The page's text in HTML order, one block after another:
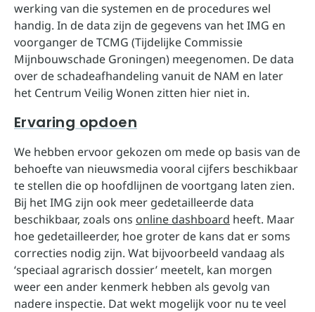
werking van die systemen en de procedures wel
handig. In de data zijn de gegevens van het IMG en
voorganger de TCMG (Tijdelijke Commissie
Mijnbouwschade Groningen) meegenomen. De data
over de schadeafhandeling vanuit de NAM en later
het Centrum Veilig Wonen zitten hier niet in.
Ervaring opdoen
We hebben ervoor gekozen om mede op basis van de
behoefte van nieuwsmedia vooral cijfers beschikbaar
te stellen die op hoofdlijnen de voortgang laten zien.
Bij het IMG zijn ook meer gedetailleerde data
beschikbaar, zoals ons online dashboard heeft. Maar
hoe gedetailleerder, hoe groter de kans dat er soms
correcties nodig zijn. Wat bijvoorbeeld vandaag als
‘speciaal agrarisch dossier’ meetelt, kan morgen
weer een ander kenmerk hebben als gevolg van
nadere inspectie. Dat wekt mogelijk voor nu te veel